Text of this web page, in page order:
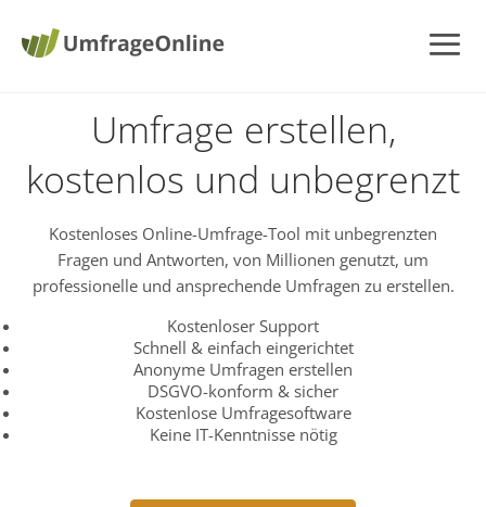
Umfrage erstellen,
kostenlos und unbegrenzt
Kostenloses Online-Umfrage-Tool mit unbegrenzten
Fragen und Antworten, von Millionen genutzt, um
professionelle und ansprechende Umfragen zu erstellen.
Kostenloser Support
Schnell & einfach eingerichtet
Anonyme Umfragen erstellen
DSGVO-konform & sicher
Kostenlose Umfragesoftware
Keine IT-Kenntnisse nötig